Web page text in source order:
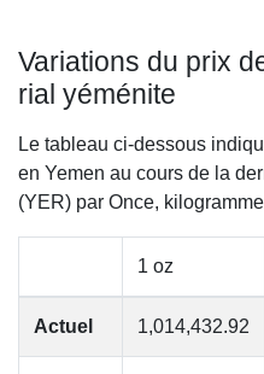
Variations du prix
rial yéménite
Le tableau ci-dessous
en Yemen au cours de la
(YER) par Once,
1 oz
Actuel 1,014,432.92